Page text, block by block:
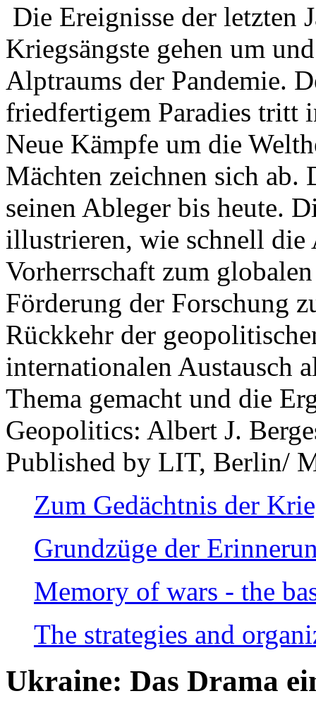
Die Ereignisse der letzten
Kriegsängste gehen um
Alptraums der Pandemie.
friedfertigem Paradies tritt
Neue Kämpfe um die
Mächten zeichnen sich
seinen Ableger bis heute.
illustrieren, wie schnell die
Vorherrschaft zum
Förderung der Forschung
Rückkehr der
internationalen Austausch
Thema gemacht und die
Geopolitics: Albert J.
Published by LIT, Berlin/
Zum Gedächtnis der
Grundzüge der
Memory of wars - the
The strategies and
Ukraine: Das Drama